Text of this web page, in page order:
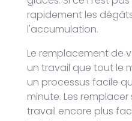
rapidement les
l'accumulation.
Le remplacement de
un travail que tout le
un processus facile
minute. Les
travail encore plus